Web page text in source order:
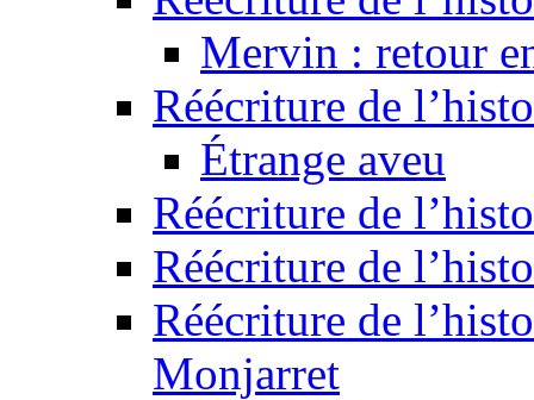
Mervin : retour
Réécriture de
Étrange aveu
Réécriture de
Réécriture de
Réécriture de
Monjarret